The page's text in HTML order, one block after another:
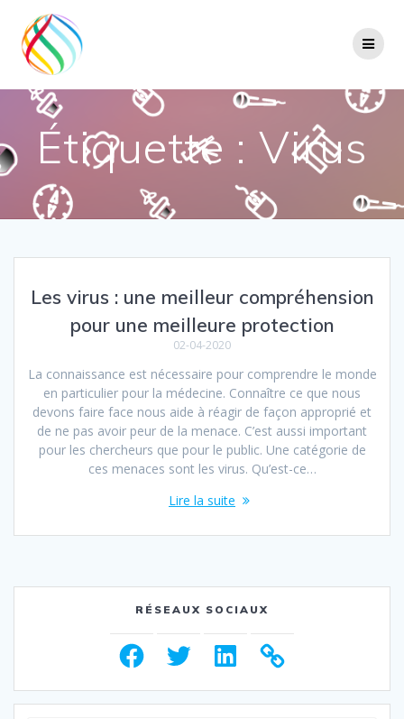
Étiquette :Virus
Les virus : une meilleur compréhension
pour une meilleure protection
02-04-2020
La connaissance est nécessaire pour comprendre le monde
en particulier pour la médecine. Connaître ce que nous
devons faire face nous aide à réagir de façon approprié et
de ne pas avoir peur de la menace. C’est aussi important
pour les chercheurs que pour le public. Une catégorie de
ces menaces sont les virus. Qu’est-ce…
Lire la suite
RÉSEAUX SOCIAUX
FacebookTwitter LinkedIn